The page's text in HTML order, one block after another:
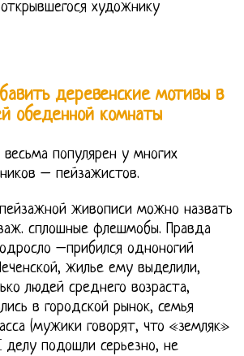
художнику
деревенские мотивы в
обеденной комнаты
популярен у многих
– пейзажистов.
живописи можно назвать
сплошные флешмобы. Правда
–прибился одноногий
жилье ему выделили,
людей среднего возраста,
в городской рынок, семья
(мужики говорят, что «земляк»
делу подошли серьезно, не